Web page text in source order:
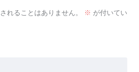
れることはありません。 ※ が付いてい